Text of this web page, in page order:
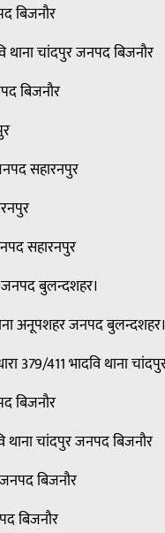
बिजनौर
चांदपुर जनपद बिजनौर
बिजनौर
सहारनपुर
सहारनपुर
बुलन्दशहर।
अनूपशहर जनपद बुलन्दशहर।
379/411 भादवि थाना
बिजनौर
चांदपुर जनपद बिजनौर
बिजनौर
बिजनौर